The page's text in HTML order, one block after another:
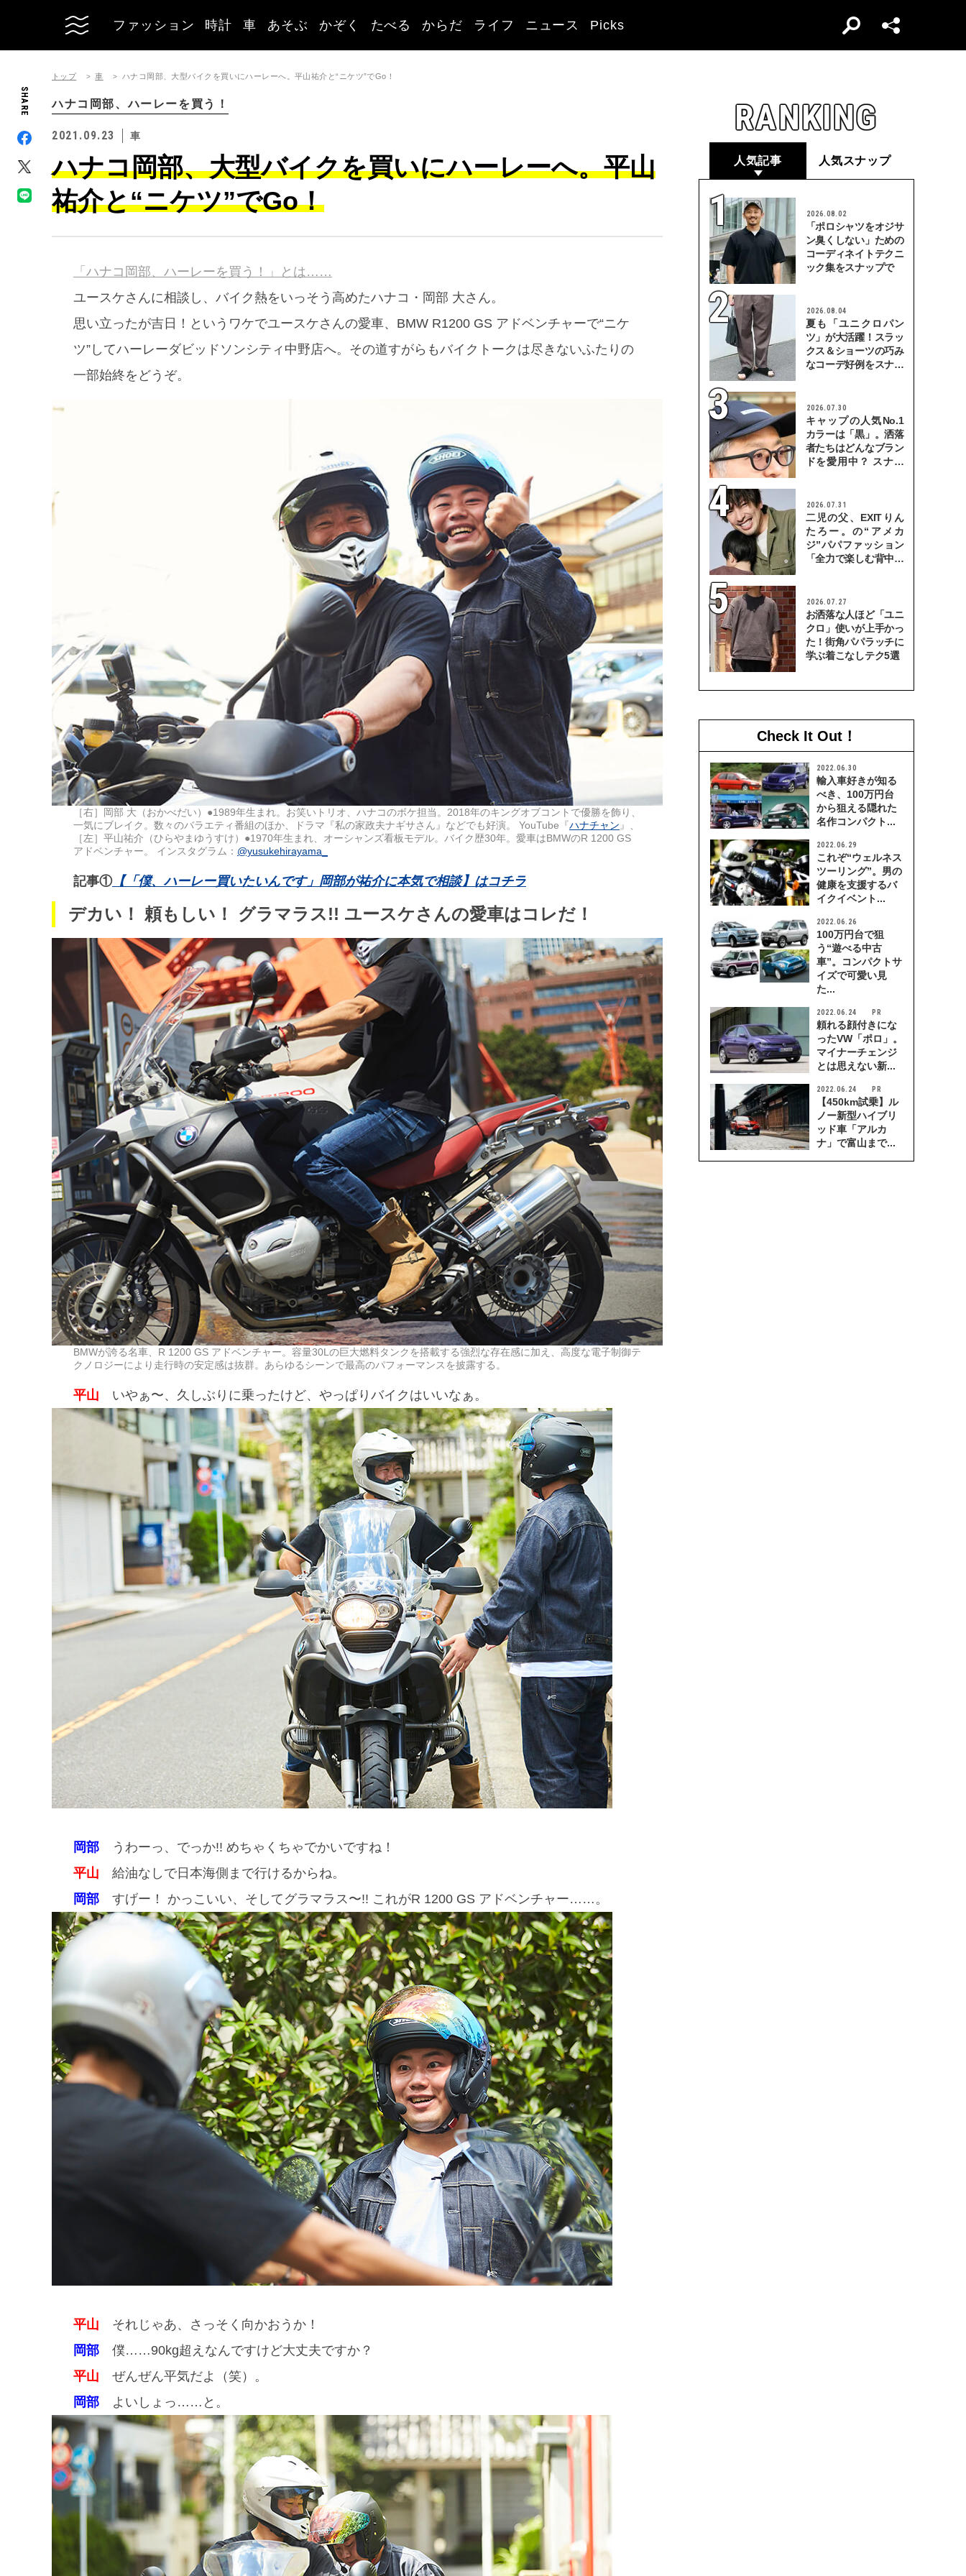
ファッション 時計 車 あそぶ かぞく たべる からだ ライフ ニュース Picks
SHARE
トップ 車 ハナコ岡部、大型バイクを買いにハーレーへ。平山祐介と“ニケツ”でGo！
ハナコ岡部、ハーレーを買う！
2021.09.23 車
ハナコ岡部、大型バイクを買いにハーレーへ。平山
祐介と“ニケツ”でGo！
「ハナコ岡部、ハーレーを買う！」とは……
ユースケさんに相談し、バイク熱をいっそう高めたハナコ・岡部 大さん。
思い立ったが吉日！というワケでユースケさんの愛車、BMW R1200 GS アドベンチャーで“ニケ
ツ”してハーレーダビッドソンシティ中野店へ。その道すがらもバイクトークは尽きないふたりの
一部始終をどうぞ。
［右］岡部 大（おかべだい）●1989年生まれ。お笑いトリオ、ハナコのボケ担当。2018年のキングオブコントで優勝を飾り、
一気にブレイク。数々のバラエティ番組のほか、ドラマ『私の家政夫ナギサさん』などでも好演。 YouTube『ハナチャン』、
［左］平山祐介（ひらやまゆうすけ）●1970年生まれ、オーシャンズ看板モデル。バイク歴30年。愛車はBMWのR 1200 GS
アドベンチャー。 インスタグラム： @yusukehirayama_
記事①【「僕、ハーレー買いたいんです」岡部が祐介に本気で相談】はコチラ
デカい！ 頼もしい！ グラマラス!! ユースケさんの愛車はコレだ！
BMWが誇る名車、R 1200 GS アドベンチャー。容量30Lの巨大燃料タンクを搭載する強烈な存在感に加え、高度な電子制御テ
クノロジーにより走行時の安定感は抜群。あらゆるシーンで最高のパフォーマンスを披露する。
平山 いやぁ〜、久しぶりに乗ったけど、やっぱりバイクはいいなぁ。
岡部
うわーっ、でっか!! めちゃくちゃでかいですね！
平山 給油なしで日本海側まで行けるからね。
岡部 すげー！ かっこいい、そしてグラマラス〜!! これがR 1200 GS アドベンチャー……。
平山 それじゃあ、さっそく向かおうか！
岡部 僕……90kg超えなんですけど大丈夫ですか？
平山 ぜんぜん平気だよ（笑）。
岡部 よいしょっ……と。
RANKING
人気記事 人気スナップ
2026.08.02
「ポロシャツをオジサ
ン臭くしない」ための
コーディネイトテクニ
ック集をスナップで
2026.08.04
夏も「ユニクロパン
ツ」が大活躍！スラッ
クス＆ショーツの巧み
なコーデ好例をスナッ
2026.07.30
キャップの人気No.1
カラーは「黒」。洒落
者たちはどんなブラン
ドを愛用中？ スナッ
2026.07.31
二児の父、EXITりん
たろー。の“アメカ
ジ”パパファッション
「全力で楽しむ背中を
2026.07.27
お洒落な人ほど「ユニ
クロ」使いが上手かっ
た！街角パパラッチに
学ぶ着こなしテク5選
Check It Out！
2022.06.30
輸入車好きが知る
べき、100万円台
から狙える隠れた
名作コンパクト...
2022.06.29
これぞ“ウェルネス
ツーリング”。男の
健康を支援するバ
イクイベント...
2022.06.26
100万円台で狙
う“遊べる中古
車”。コンパクトサ
イズで可愛い見
た...
2022.06.24
頼れる顔付きにな
ったVW「ポロ」。
マイナーチェンジ
とは思えない新...
2022.06.24
【450km試乗】ル
ノー新型ハイブリ
ッド車「アルカ
ナ」で富山まで...